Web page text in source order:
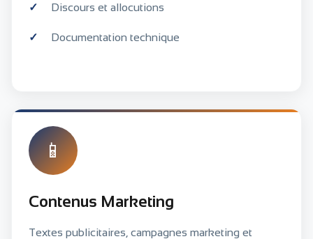
Discours et allocutions
Documentation technique
📱
Contenus Marketing
Textes publicitaires, campagnes marketing et